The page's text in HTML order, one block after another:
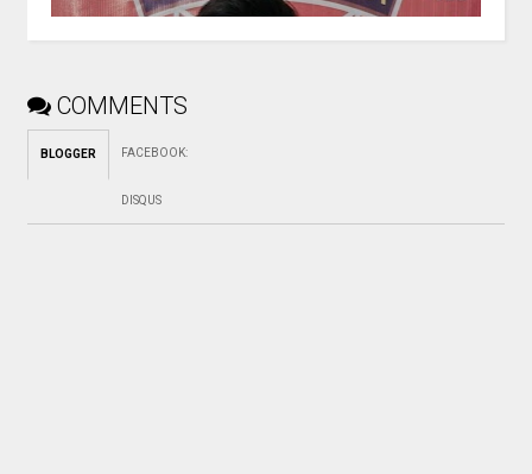
COMMENTS
BLOGGER FACEBOOK:
DISQUS